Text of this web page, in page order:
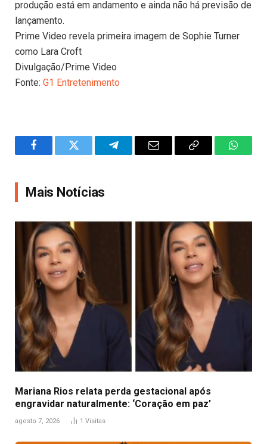
produção está em andamento e ainda não há previsão de
lançamento.
Prime Video revela primeira imagem de Sophie Turner
como Lara Croft
Divulgação/Prime Video
Fonte: G1 Entretenimento
FacebookTwitter TelegramEmail
Copy
Mais Notícias
Mariana Rios relata perda gestacional após
engravidar naturalmente: ‘Coração em paz’
agosto 7, 2026 1 Visitas